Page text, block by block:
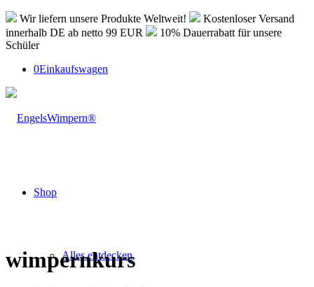
Wir liefern unsere Produkte Weltweit!
Kostenloser Versand
innerhalb DE ab netto 99 EUR
10% Dauerrabatt für unsere
Schüler
0Einkaufswagen
Shop
Alles entdecken
wimpernkurs